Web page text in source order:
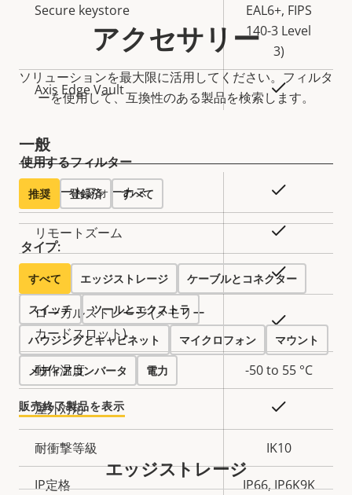
説
値
Secure keystore
EAL6+, FIPS
140-3 Level
3)
Axis Edge Vault あり
一般
プ
ロ
パ
テ
ィ
の
説
明
プ
ロ
パ
テ
ィ
値
リモートフォーカス
リモートズーム
内蔵IR
ローカルストレージ (メモリー
カードスロット)
○
動作温度 -50 to 55 °C
屋外対応
耐衝撃等級 IK10
IP定格 IP66, IP6K9K
アクセサリー
ソリューションを最大限に活用してください。フィルタ
ーを使用して、互換性のある製品を検索します。
使用するフィルター
推奨 登録済 すべて
タイプ:
すべて エッジストレージ ケーブルとコネクター
スイッチ ツールとエクストラ
ハウジングとキャビネット マイクロフォン マウント
メディアコンバータ 電力
販売終了製品を表示
エッジストレージ